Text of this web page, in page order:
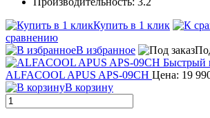
Купить в 1 клик
сравнению
В избранное
Быстрый
ALFACOOL APUS APS-09CH Цена: 19
В корзину